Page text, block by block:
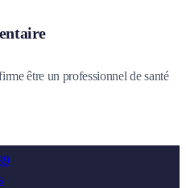
être un professionnel de santé